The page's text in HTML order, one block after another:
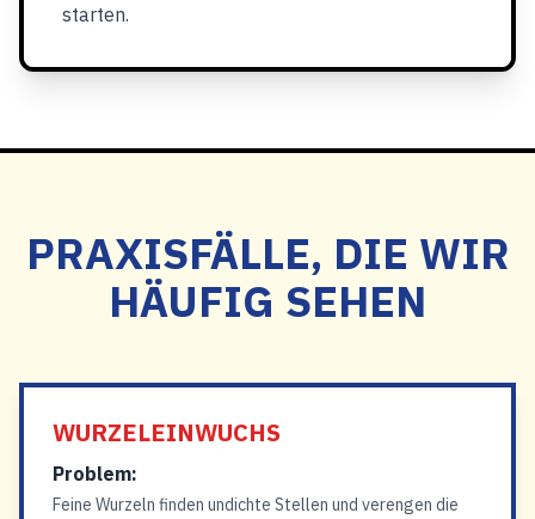
starten.
PRAXISFÄLLE, DIE WIR
HÄUFIG SEHEN
WURZELEINWUCHS
Problem:
Feine Wurzeln finden undichte Stellen und verengen die